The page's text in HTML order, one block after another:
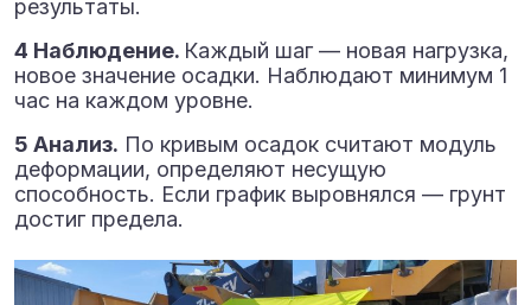
результаты.
4 Наблюдение. Каждый шаг — новая нагрузка,
новое значение осадки. Наблюдают минимум 1
час на каждом уровне.
5 Анализ. По кривым осадок считают модуль
деформации, определяют несущую
способность. Если график выровнялся — грунт
достиг предела.